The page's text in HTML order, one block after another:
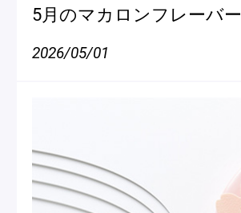
5月のマカロンフレーバー
2026/05/01